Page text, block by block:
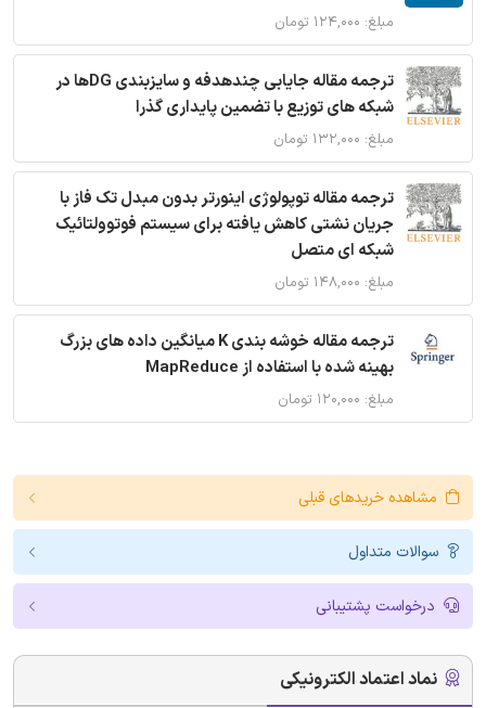
مبلغ: ۱۲۴,۰۰۰ تومان
ترجمه مقاله جایابی چندهدفه و سایزبندی DGها در
شبکه های توزیع با تضمین پایداری گذرا
مبلغ: ۱۳۲,۰۰۰ تومان
ترجمه مقاله توپولوژی اینورتر بدون مبدل تک فاز با
جریان نشتی کاهش یافته برای سیستم فوتوولتائیک
شبکه ای متصل
مبلغ: ۱۴۸,۰۰۰ تومان
ترجمه مقاله خوشه بندی K میانگین داده های بزرگ
بهینه شده با استفاده از MapReduce
مبلغ: ۱۲۰,۰۰۰ تومان
مشاهده خریدهای قبلی
سوالات متداول
درخواست پشتیبانی
نماد اعتماد الکترونیکی